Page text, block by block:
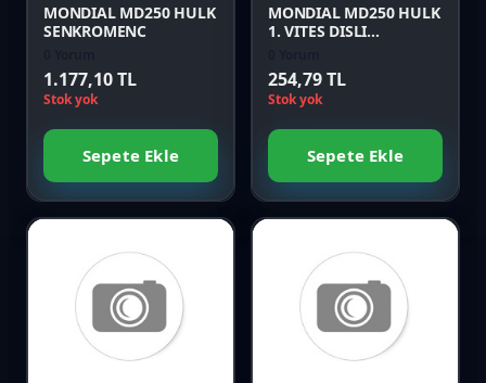
MONDIAL MD250 HULK
SENKROMENC
1.177,10 TL
Stok yok
Sepete Ekle
MONDIAL MD250 HULK
1. VITES DISLI
254,79 TL
Stok yok
Sepete Ekle
Favori
Karşılaştır
Favori
Karşılaştır